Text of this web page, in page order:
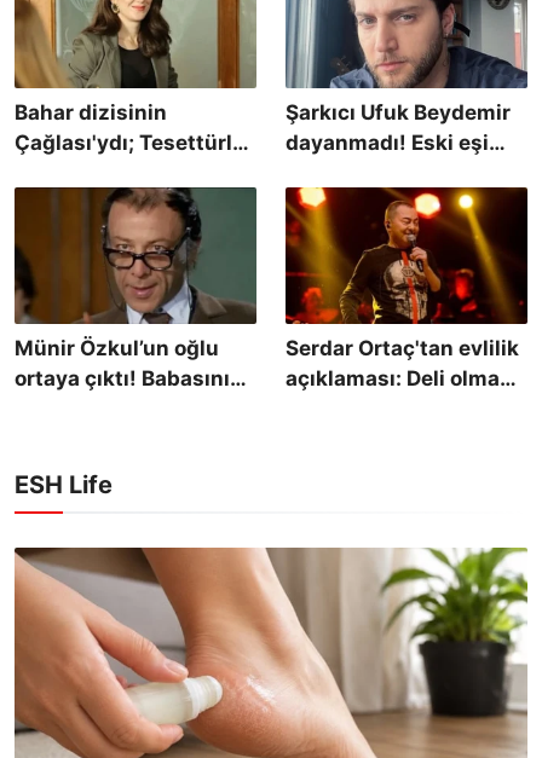
Bahar dizisinin
Çağlası'ydı; Tesettürlü
Şarkıcı Ufuk Beydemir
dayanmadı! Eski eşi
aşkına yaptığı olay
yorum tepki aldı
Münir Özkul’un oğlu
ortaya çıktı! Babasının
Serdar Ortaç'tan evlilik
açıklaması: Deli olmak
ESH Life